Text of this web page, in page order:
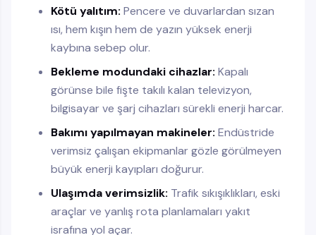
Kötü yalıtım: Pencere ve duvarlardan sızan
ısı, hem kışın hem de yazın yüksek enerji
kaybına sebep olur.
Bekleme modundaki cihazlar: Kapalı
görünse bile fişte takılı kalan televizyon,
bilgisayar ve şarj cihazları sürekli enerji harcar.
Bakımı yapılmayan makineler: Endüstride
verimsiz çalışan ekipmanlar gözle görülmeyen
büyük enerji kayıpları doğurur.
Ulaşımda verimsizlik: Trafik sıkışıklıkları, eski
araçlar ve yanlış rota planlamaları yakıt
israfına yol açar.